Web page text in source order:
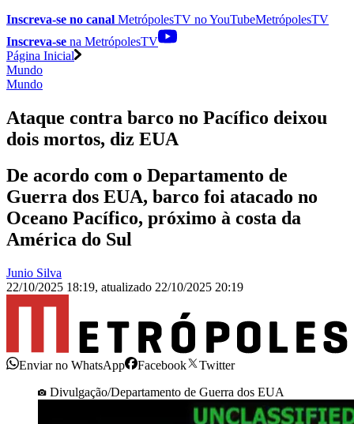
Inscreva-se no canal MetrópolesTV noYouTubeMetrópolesTV
Inscreva-se na MetrópolesTV
Página Inicial
Mundo
Mundo
Ataque contra barco no Pacífico deixou
dois mortos, diz EUA
De acordo com o Departamento de
Guerra dos EUA, barco foi atacado no
Oceano Pacífico, próximo à costa da
América do Sul
Junio Silva
22/10/2025 18:19, atualizado 22/10/2025 20:19
Enviar no WhatsApp Facebook
Twitter
Divulgação/Departamento de Guerra dos EUA